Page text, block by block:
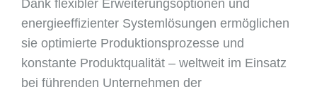
Dank flexibler Erweiterungsoptionen und
energieeffizienter Systemlösungen ermöglichen
sie optimierte Produktionsprozesse und
konstante Produktqualität – weltweit im Einsatz
bei führenden Unternehmen der